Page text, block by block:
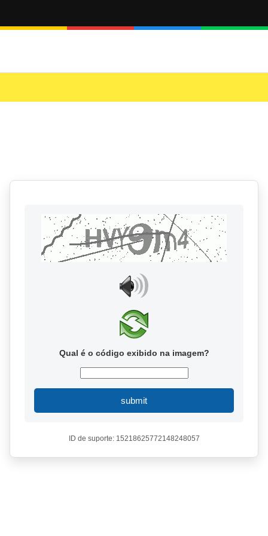
Qual é o código exibido na imagem?
submit
ID de suporte: 15218625772148248057